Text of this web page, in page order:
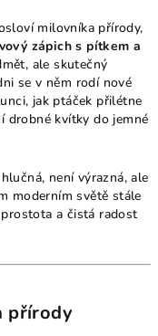
milovníka přírody,
zápich s pítkem a
ale skutečný
se v něm rodí nové
jak ptáček přilétne
drobné kvítky do jemné
není výrazná, ale
moderním světě stále
a čistá radost
přírody